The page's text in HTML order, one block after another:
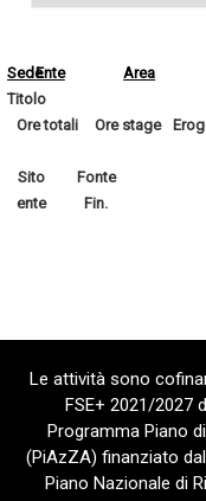
SedeEnte
Area
Titolo
Ore totali
Ore stage
Sito
ente
Fonte
Fin.
Le attività sono
FSE+ 2021/2027
Programma Piano
(PiAzZA) finanziato
Piano Nazionale di